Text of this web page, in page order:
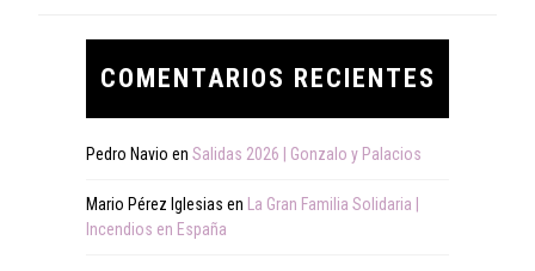
COMENTARIOS RECIENTES
Pedro Navio en Salidas 2026 | Gonzalo y Palacios
Mario Pérez Iglesias en
La Gran Familia Solidaria |
Incendios en España